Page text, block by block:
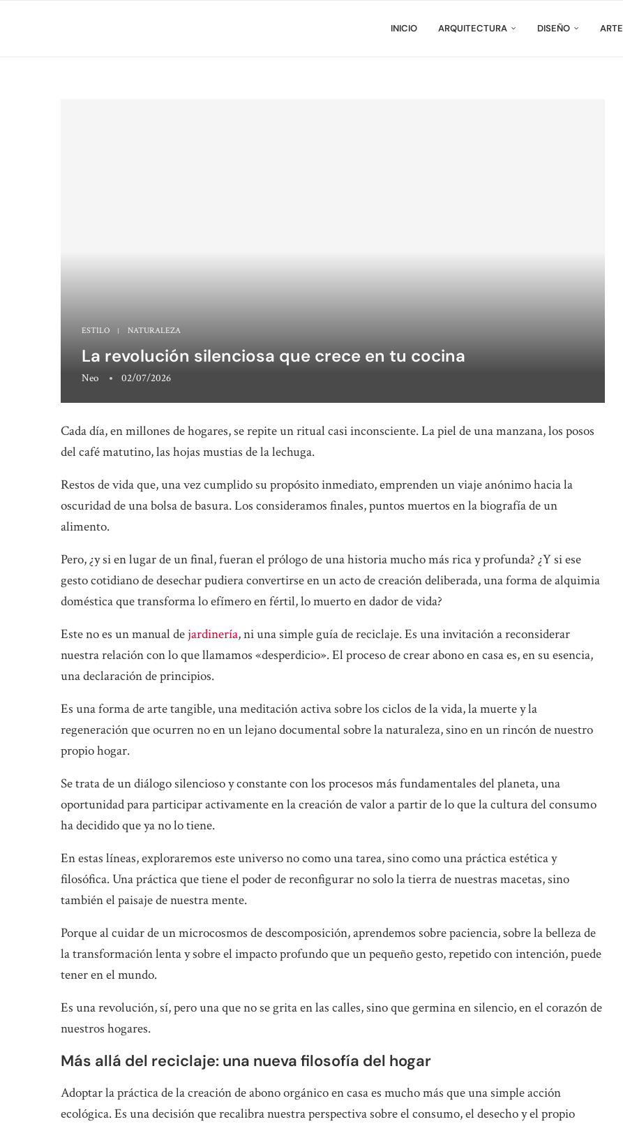
INICIO ARQUITECTURA DISEÑO ARTE
ESTILO NATURALEZA
La revolución silenciosa que crece en tu cocina
Neo 02/07/2026
Cada día, en millones de hogares, se repite un ritual casi inconsciente. La piel de una manzana, los posos
del café matutino, las hojas mustias de la lechuga.
Restos de vida que, una vez cumplido su propósito inmediato, emprenden un viaje anónimo hacia la
oscuridad de una bolsa de basura. Los consideramos finales, puntos muertos en la biografía de un
alimento.
Pero, ¿y si en lugar de un final, fueran el prólogo de una historia mucho más rica y profunda? ¿Y si ese
gesto cotidiano de desechar pudiera convertirse en un acto de creación deliberada, una forma de alquimia
doméstica que transforma lo efímero en fértil, lo muerto en dador de vida?
Este no es un manual dejardinería, ni una simple guía de reciclaje. Es una invitación a reconsiderar
nuestra relación con lo que llamamos «desperdicio». El proceso de crear abono en casa es, en su esencia,
una declaración de principios.
Es una forma de arte tangible, una meditación activa sobre los ciclos de la vida, la muerte y la
regeneración que ocurren no en un lejano documental sobre la naturaleza, sino en un rincón de nuestro
propio hogar.
Se trata de un diálogo silencioso y constante con los procesos más fundamentales del planeta, una
oportunidad para participar activamente en la creación de valor a partir de lo que la cultura del consumo
ha decidido que ya no lo tiene.
En estas líneas, exploraremos este universo no como una tarea, sino como una práctica estética y
filosófica. Una práctica que tiene el poder de reconfigurar no solo la tierra de nuestras macetas, sino
también el paisaje de nuestra mente.
Porque al cuidar de un microcosmos de descomposición, aprendemos sobre paciencia, sobre la belleza de
la transformación lenta y sobre el impacto profundo que un pequeño gesto, repetido con intención, puede
tener en el mundo.
Es una revolución, sí, pero una que no se grita en las calles, sino que germina en silencio, en el corazón de
nuestros hogares.
Más allá del reciclaje: una nueva filosofía del hogar
Adoptar la práctica de la creación de abono orgánico en casa es mucho más que una simple acción
ecológica. Es una decisión que recalibra nuestra perspectiva sobre el consumo, el desecho y el propio